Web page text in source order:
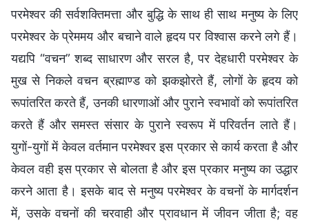
परमेश्वर की सर्वशक्तिमत्ता और बुद्धि के साथ ही साथ मनुष्य के लिए
परमेश्वर के प्रेममय और बचाने वाले हृदय पर विश्वास करने लगे हैं।
यद्यपि “वचन” शब्द साधारण और सरल है, पर देहधारी परमेश्वर के
मुख से निकले वचन ब्रह्माण्ड को झकझोरते हैं, लोगों के हृदय को
रूपांतरित करते हैं, उनकी धारणाओं और पुराने स्वभावों को रूपांतरित
करते हैं और समस्त संसार के पुराने स्वरूप में परिवर्तन लाते हैं।
युगों-युगों में केवल वर्तमान परमेश्वर इस प्रकार से कार्य करता है और
केवल वही इस प्रकार से बोलता है और इस प्रकार मनुष्य का उद्धार
करने आता है। इसके बाद से मनुष्य परमेश्वर के वचनों के मार्गदर्शन
में, उसके वचनों की चरवाही और प्रावधान में जीवन जीता है; वह